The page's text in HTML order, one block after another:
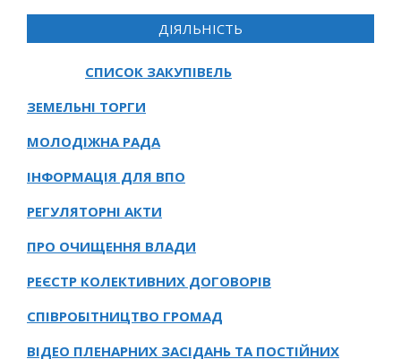
ДІЯЛЬНІСТЬ
СПИСОК ЗАКУПІВЕЛЬ
ЗЕМЕЛЬНІ ТОРГИ
МОЛОДІЖНА РАДА
ІНФОРМАЦІЯ ДЛЯ ВПО
РЕГУЛЯТОРНІ АКТИ
ПРО ОЧИЩЕННЯ ВЛАДИ
РЕЄСТР КОЛЕКТИВНИХ ДОГОВОРІВ
СПІВРОБІТНИЦТВО ГРОМАД
ВІДЕО ПЛЕНАРНИХ ЗАСІДАНЬ ТА ПОСТІЙНИХ